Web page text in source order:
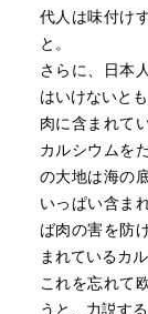
代人は味付け
と。
さらに、日本
はいけないとも
肉に含まれて
カルシウムを
の大地は海の
いっぱい含ま
ば肉の害を防
まれているカ
これを忘れて
うと、力説する